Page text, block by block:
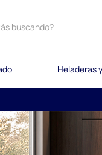
Heladeras